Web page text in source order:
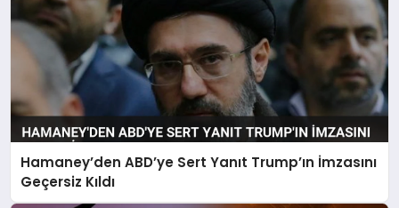
Hamaney’den ABD’ye Sert Yanıt Trump’ın İmzasını
Geçersiz Kıldı